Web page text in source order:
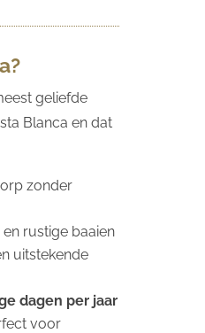
geliefde
Blanca en dat
zonder
rustige baaien
uitstekende
dagen per jaar
voor